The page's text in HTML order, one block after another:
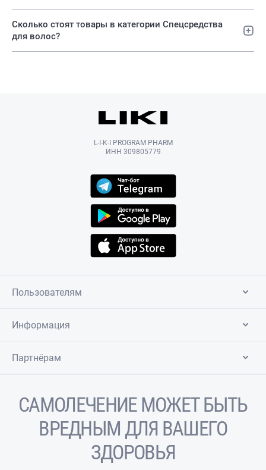
Сколько стоят товары в категории Спецсредства
для волос?
L-I-K-I PROGRAM PHARM
ИНН 309805779
Пользователям
Информация
Партнёрам
САМОЛЕЧЕНИЕ МОЖЕТ БЫТЬ
ВРЕДНЫМ ДЛЯ ВАШЕГО
ЗДОРОВЬЯ